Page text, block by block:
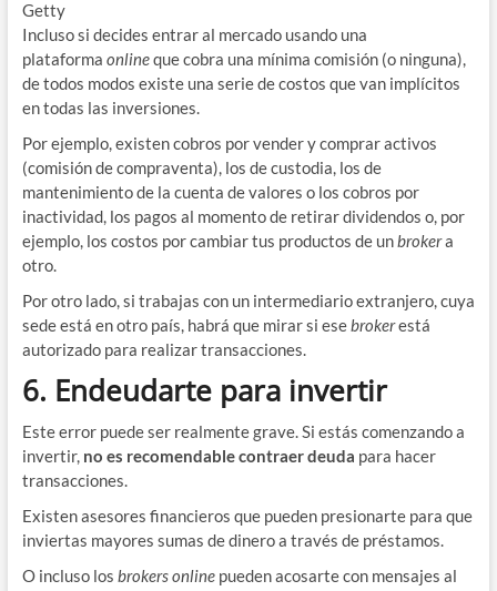
Getty
Incluso si decides entrar al mercado usando una
plataforma onlineque cobra una mínima comisión (o ninguna),
de todos modos existe una serie de costos que van implícitos
en todas las inversiones.
Por ejemplo, existen cobros por vender y comprar activos
(comisión de compraventa), los de custodia, los de
mantenimiento de la cuenta de valores o los cobros por
inactividad, los pagos al momento de retirar dividendos o, por
ejemplo, los costos por cambiar tus productos de unbrokera
otro.
Por otro lado, si trabajas con un intermediario extranjero, cuya
sede está en otro país, habrá que mirar si esebrokerestá
autorizado para realizar transacciones.
6. Endeudarte para invertir
Este error puede ser realmente grave. Si estás comenzando a
invertir, no es recomendable contraer deuda para hacer
transacciones.
Existen asesores financieros que pueden presionarte para que
inviertas mayores sumas de dinero a través de préstamos.
O incluso los brokers onlinepueden acosarte con mensajes al